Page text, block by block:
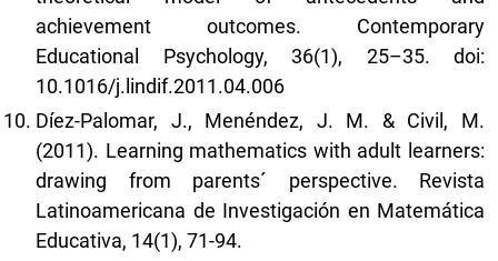
achievement outcomes. Contemporary
Educational Psychology, 36(1), 25–35. doi:
10.1016/j.lindif.2011.04.006
Díez-Palomar, J., Menéndez, J. M. & Civil, M.
(2011). Learning mathematics with adult learners:
drawing from parents´ perspective. Revista
Latinoamericana de Investigación en Matemática
Educativa, 14(1), 71-94.